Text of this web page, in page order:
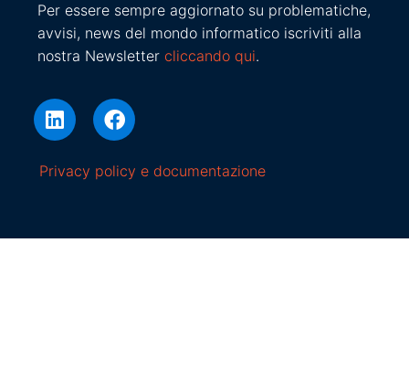
Per essere sempre aggiornato su problematiche,
avvisi, news del mondo informatico iscriviti alla
nostra Newsletter cliccando qui.
Privacy policy e documentazione